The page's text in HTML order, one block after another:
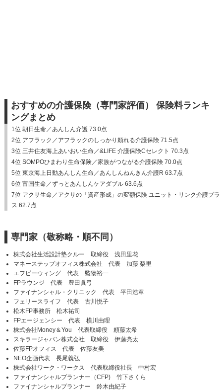
おすすめの介護保険（専門家評価） 保険料ランキ
ングまとめ
1位 朝日生命／あんしん介護 73.0点
2位 アフラック／アフラックのしっかり頼れる介護保険 71.5点
3位 三井住友海上あいおい生命／&LIFE 介護保険Cセレクト 70.3点
4位 SOMPOひまわり生命保険／家族がつながる介護保険 70.0点
5位 東京海上日動あんしん生命／あんしんねんきん介護R 63.7点
6位 富国生命／ずっとあんしんケアダブル 63.6点
7位 アクサ生命／アクサの「資産形成」の変額保険 ユニット・リンク介護プラ
ス 62.7点
専門家（敬称略・順不同）
株式会社生活設計塾クルー 取締役 浅田里花
マネーステップオフィス株式会社 代表 加藤 梨里
エフピーウィング 代表 監物裕一
FPラウンジ 代表 豊田眞弓
ファイナンシャル・クリニック 代表 平田浩章
フェリースライフ 代表 古川悦子
松木FP事務所 松木祐司
FPエージェンシー 代表 横川由理
株式会社Money＆You 代表取締役 頼藤太希
スキラージャパン株式会社 取締役 伊藤亮太
佐藤FPオフィス 代表 佐藤友美
NEO企画代表 長尾義弘
株式会社ワーク・ワークス 代表取締役社長 中村宏
ファイナンシャルプランナー（CFP) 竹下さくら
ファイナンシャルプランナー 鈴木由紀子